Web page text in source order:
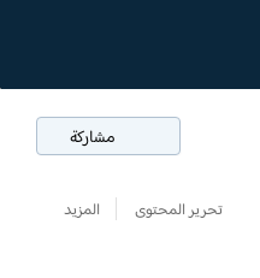
مشاركة
تحرير المحتوى
المزيد